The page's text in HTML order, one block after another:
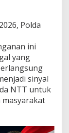
Polda
ini
yang
sinyal
NTT untuk